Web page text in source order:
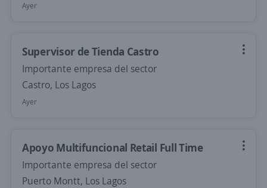
Ayer
Supervisor de Tienda Castro
Importante empresa del sector
Castro, Los Lagos
Ayer
Apoyo Multifuncional Retail Full Time
Importante empresa del sector
Puerto Montt, Los Lagos